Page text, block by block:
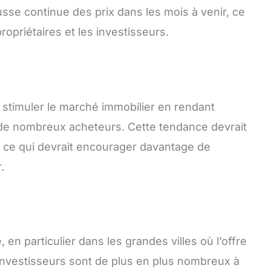
continue des prix dans les mois à venir, ce
et les investisseurs.
le marché immobilier en rendant
nombreux acheteurs. Cette tendance devrait
qui devrait encourager davantage de
particulier dans les grandes villes où l’offre
sont de plus en plus nombreux à